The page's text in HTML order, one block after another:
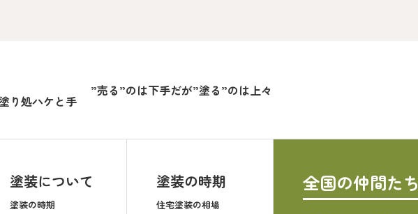
り処ハケと手
”売る”のは下手だが”塗る”のは上々
塗装について
塗装の時期
塗装の時期
住宅塗装の相場
全国の仲間たち